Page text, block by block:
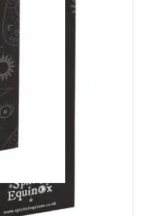
Kerzenset